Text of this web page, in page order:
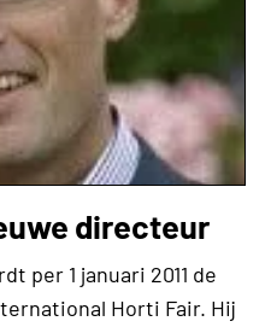
directeur
per 1 januari 2011 de
Horti Fair. Hij